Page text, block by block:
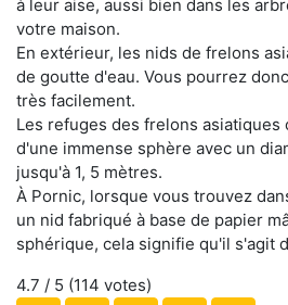
à leur aise, aussi bien dans les
votre maison.
En extérieur, les nids de frelons
de goutte d'eau. Vous pourrez
très facilement.
Les refuges des frelons asiatiques
d'une immense sphère avec un
jusqu'à 1, 5 mètres.
À Pornic, lorsque vous trouvez
un nid fabriqué à base de papier
sphérique, cela signifie qu'il s'agit
4.7 / 5 (114 votes)